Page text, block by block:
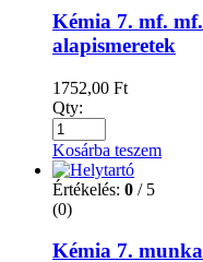
Kémia 7. mf.
alapismeretek
1752,00 Ft
Qty:
Kosárba teszem
Értékelés: 0 / 5
(0)
Kémia 7.